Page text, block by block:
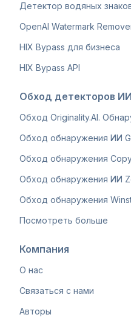
Детектор водяных
OpenAI Watermark
HIX Bypass для бизнеса
HIX Bypass API
Обход детекторов ИИ
Обход Originality.AI.
Обход обнаружения ИИ
Обход обнаружения
Обход обнаружения ИИ
Обход обнаружения
Посмотреть больше
Компания
О нас
Связаться с нами
Авторы